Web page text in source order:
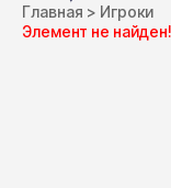
Главная > Игроки
Элемент не найден!